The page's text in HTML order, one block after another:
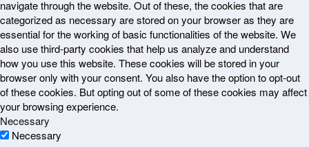
navigate through the website. Out of these, the cookies that are
categorized as necessary are stored on your browser as they are
essential for the working of basic functionalities of the website. We
also use third-party cookies that help us analyze and understand
how you use this website. These cookies will be stored in your
browser only with your consent. You also have the option to opt-out
of these cookies. But opting out of some of these cookies may affect
your browsing experience.
Necessary
Necessary